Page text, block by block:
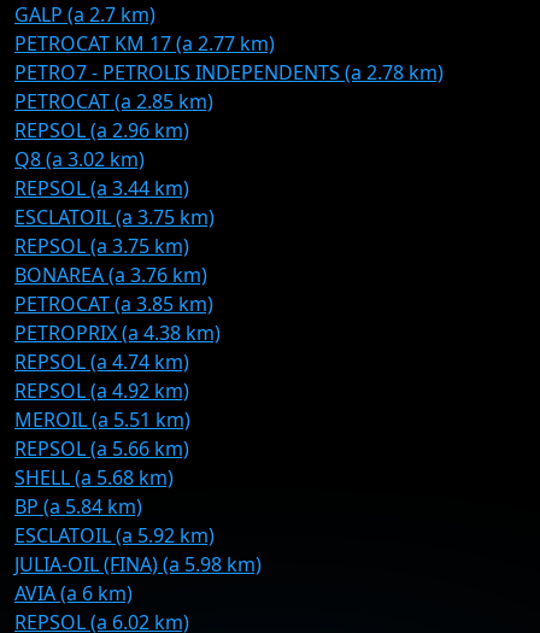
GALP (a 2.7 km)
PETROCAT KM 17 (a 2.77 km)
PETRO7 - PETROLIS INDEPENDENTS (a 2.78 km)
PETROCAT (a 2.85 km)
REPSOL (a 2.96 km)
Q8 (a 3.02 km)
REPSOL (a 3.44 km)
ESCLATOIL (a 3.75 km)
REPSOL (a 3.75 km)
BONAREA (a 3.76 km)
PETROCAT (a 3.85 km)
PETROPRIX (a 4.38 km)
REPSOL (a 4.74 km)
REPSOL (a 4.92 km)
MEROIL (a 5.51 km)
REPSOL (a 5.66 km)
SHELL (a 5.68 km)
BP (a 5.84 km)
ESCLATOIL (a 5.92 km)
JULIA-OIL (FINA) (a 5.98 km)
AVIA (a 6 km)
REPSOL (a 6.02 km)